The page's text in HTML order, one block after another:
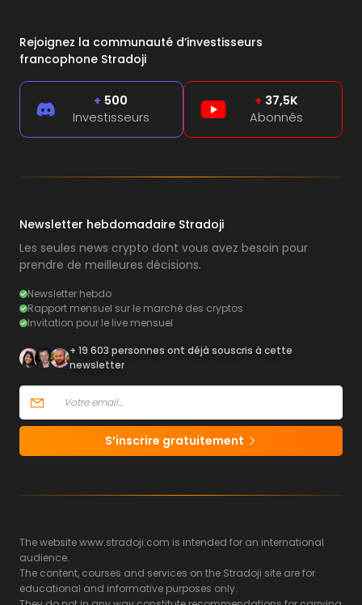
Rejoignez la communauté d’investisseurs
francophone Stradoji
+ 500
Investisseurs
+ 37,5K
Abonnés
Newsletter hebdomadaire Stradoji
Les seules news crypto dont vous avez besoin pour
prendre de meilleures décisions.
Newsletter hebdo
Rapport mensuel sur le marché des cryptos
Invitation pour le live mensuel
+ 19 603 personnes ont déjà souscris à cette
newsletter
S’inscrire gratuitement
The website www.stradoji.com is intended for an international
audience.
The content, courses and services on the Stradoji site are for
educational and informative purposes only.